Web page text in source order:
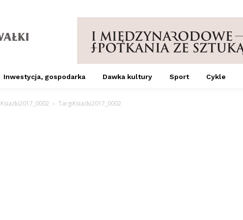
Inwestycja, gospodarka Dawka kultury Sport Cykle
TargiKsiazki2017_0002